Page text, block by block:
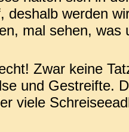
deshalb werden
mal sehen, was
Zwar keine
und Gestreifte.
viele